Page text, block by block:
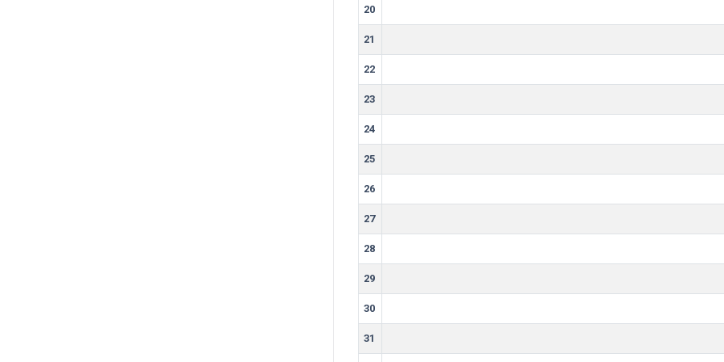
20
21
22
23
24
25
26
27
28
29
30
31